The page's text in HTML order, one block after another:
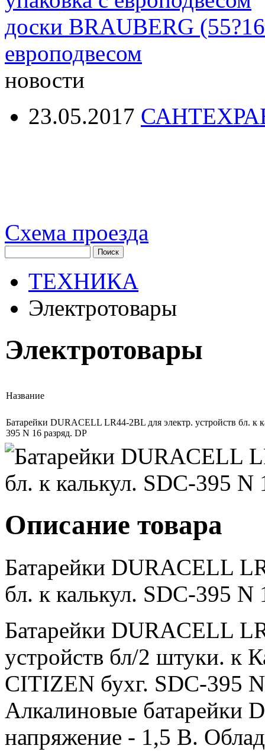
доски BRAUBERG
европодвесом
новости
23.05.2017
Схема проезда
ТЕХНИКА
Электротовары
Электротовары
Название
Батарейки DURACELL LR44-2BL для электр. устройств бл. к
395 N 16 разряд. DP
Описание товара
Батарейки DURACELL
бл. к калькул. SDC-395 N
Батарейки DURACELL
устройств бл/2 штуки. к
CITIZEN бухг. SDC-395
Алкалиновые батарейки
напряжение - 1,5 В.